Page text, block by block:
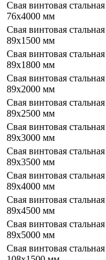
Свая винтовая стальная
76х4000 мм
Свая винтовая стальная
89х1500 мм
Свая винтовая стальная
89х1800 мм
Свая винтовая стальная
89х2000 мм
Свая винтовая стальная
89х2500 мм
Свая винтовая стальная
89х3000 мм
Свая винтовая стальная
89х3500 мм
Свая винтовая стальная
89х4000 мм
Свая винтовая стальная
89х4500 мм
Свая винтовая стальная
89х5000 мм
Свая винтовая стальная